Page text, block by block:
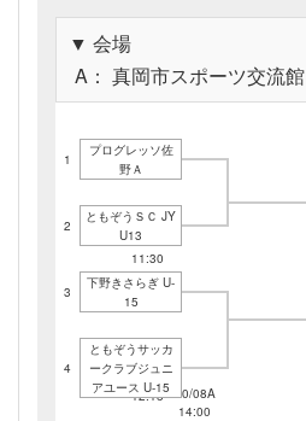
▼ 会場
A： 真岡市スポーツ交流館
1
プログレッソ佐
野Ａ
10/08A
11:30
2
ともぞうＳＣ JY
U13
10/08A
14:00
3
下野きさらぎ U-
15
10/08A
12:15
4
ともぞうサッカ
ークラブジュニ
アユース U-15